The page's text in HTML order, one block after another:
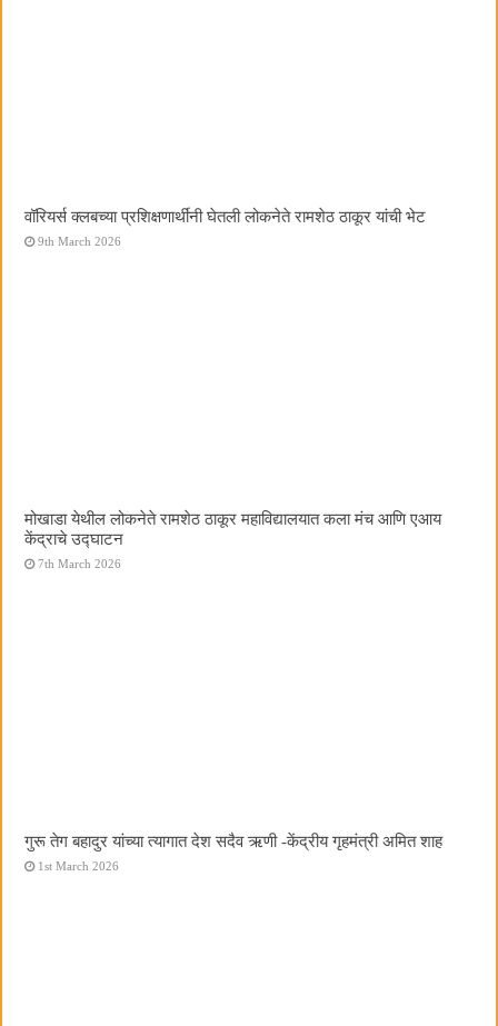
वॉरियर्स क्लबच्या प्रशिक्षणार्थींनी घेतली लोकनेते रामशेठ ठाकूर यांची भेट
9th March 2026
मोखाडा येथील लोकनेते रामशेठ ठाकूर महाविद्यालयात कला मंच आणि एआय
केंद्राचे उद्घाटन
7th March 2026
गुरू तेग बहादुर यांच्या त्यागात देश सदैव ऋणी -केंद्रीय गृहमंत्री अमित शाह
1st March 2026